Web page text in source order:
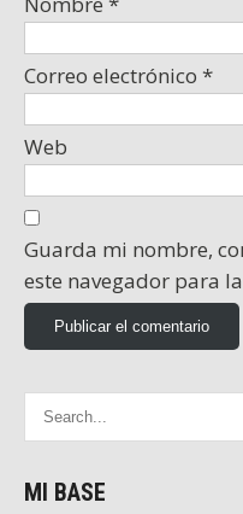
Correo electrónico *
Web
Guarda mi nombre,
este navegador para
MI BASE